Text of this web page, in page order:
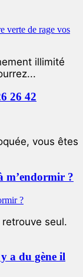
illimité
26 42
vous êtes
m’endormir ?
seul.
a du gène il